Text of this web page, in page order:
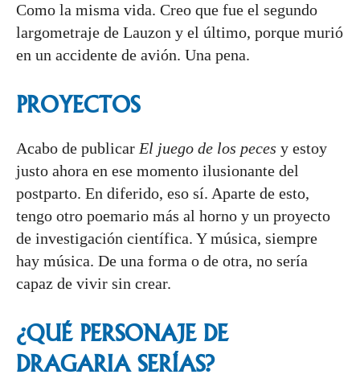
Como la misma vida. Creo que fue el segundo
largometraje de Lauzon y el último, porque murió
en un accidente de avión. Una pena.
PROYECTOS
Acabo de publicar El juego de los peces y estoy
justo ahora en ese momento ilusionante del
postparto. En diferido, eso sí. Aparte de esto,
tengo otro poemario más al horno y un proyecto
de investigación científica. Y música, siempre
hay música. De una forma o de otra, no sería
capaz de vivir sin crear.
¿QUÉ PERSONAJE DE
DRAGARIASERÍAS?